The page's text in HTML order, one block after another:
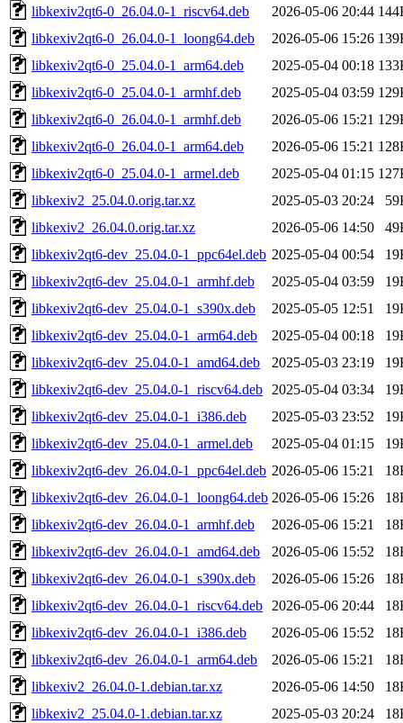
libkexiv2qt6-0_26.04.0-1_riscv64.deb
2026-05-06 20:44
libkexiv2qt6-0_26.04.0-1_loong64.deb
2026-05-06 15:26
libkexiv2qt6-0_25.04.0-1_arm64.deb
2025-05-04 00:18
libkexiv2qt6-0_25.04.0-1_armhf.deb
2025-05-04 03:59
libkexiv2qt6-0_26.04.0-1_armhf.deb
2026-05-06 15:21
libkexiv2qt6-0_26.04.0-1_arm64.deb
2026-05-06 15:21
libkexiv2qt6-0_25.04.0-1_armel.deb
2025-05-04 01:15
libkexiv2_25.04.0.orig.tar.xz
2025-05-03 20:24
libkexiv2_26.04.0.orig.tar.xz
2026-05-06 14:50
libkexiv2qt6-dev_25.04.0-1_ppc64el.deb 2025-05-04 00:54
libkexiv2qt6-dev_25.04.0-1_armhf.deb
2025-05-04 03:59
libkexiv2qt6-dev_25.04.0-1_s390x.deb
2025-05-05 12:51
libkexiv2qt6-dev_25.04.0-1_arm64.deb
2025-05-04 00:18
libkexiv2qt6-dev_25.04.0-1_amd64.deb
2025-05-03 23:19
libkexiv2qt6-dev_25.04.0-1_riscv64.deb
2025-05-04 03:34
libkexiv2qt6-dev_25.04.0-1_i386.deb
2025-05-03 23:52
libkexiv2qt6-dev_25.04.0-1_armel.deb
2025-05-04 01:15
libkexiv2qt6-dev_26.04.0-1_ppc64el.deb 2026-05-06 15:21
libkexiv2qt6-dev_26.04.0-1_loong64.deb 2026-05-06 15:26
libkexiv2qt6-dev_26.04.0-1_armhf.deb
2026-05-06 15:21
libkexiv2qt6-dev_26.04.0-1_amd64.deb
2026-05-06 15:52
libkexiv2qt6-dev_26.04.0-1_s390x.deb
2026-05-06 15:26
libkexiv2qt6-dev_26.04.0-1_riscv64.deb
2026-05-06 20:44
libkexiv2qt6-dev_26.04.0-1_i386.deb
2026-05-06 15:52
libkexiv2qt6-dev_26.04.0-1_arm64.deb
2026-05-06 15:21
libkexiv2_26.04.0-1.debian.tar.xz
2026-05-06 14:50
libkexiv2_25.04.0-1.debian.tar.xz
2025-05-03 20:24